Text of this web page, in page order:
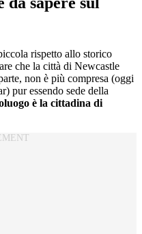
rispetto allo storico
che la città di Newcastle
non è più compresa (oggi
pur essendo sede della
è la cittadina di